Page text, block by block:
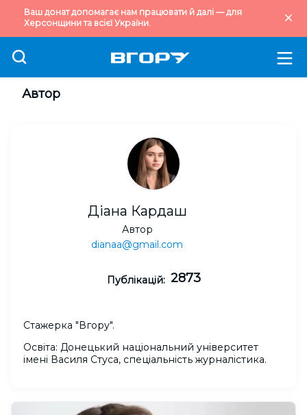
Ваш донат допомагає нам працювати й далі — для
Херсонщини та всієї України.
Автор
Діана Кардаш
Автор
dianaa@gmail.com
Публікацій: 2873
Стажерка "Вгору".
Освіта: Донецький національний університет
імені Василя Стуса, спеціальність журналістика.